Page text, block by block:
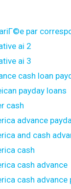
par
ai 2
ai 3
cash loan
payday loans
cash
advance
and cash
cash
cash advance
cash advance